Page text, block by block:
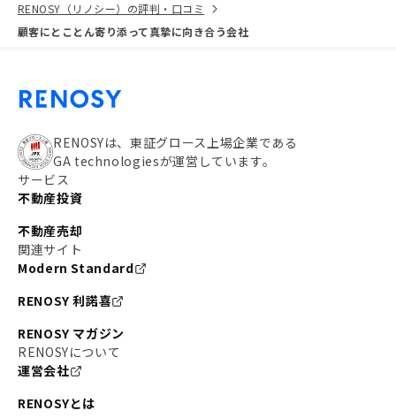
RENOSY（リノシー）の評判・口コミ
顧客にとことん寄り添って真摯に向き合う会社
RENOSYは、東証グロース上場企業である
GA technologiesが運営しています。
サービス
不動産投資
不動産売却
関連サイト
Modern Standard
RENOSY 利諾喜
RENOSY マガジン
RENOSYについて
運営会社
RENOSYとは